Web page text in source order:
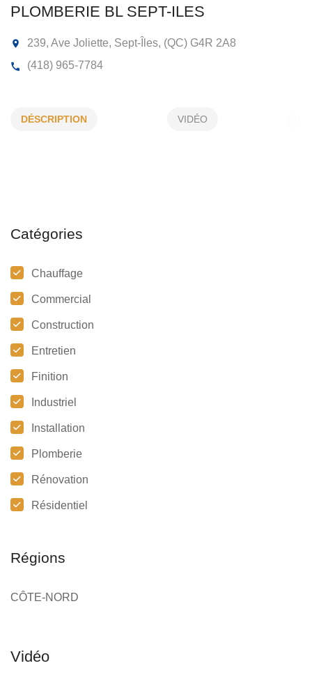
PLOMBERIE BL SEPT-ILES
DÉSCRIPTION VIDÉO
Catégories
Chauffage
Commercial
Construction
Entretien
Finition
Industriel
Installation
Plomberie
Rénovation
Résidentiel
Régions
CÔTE-NORD